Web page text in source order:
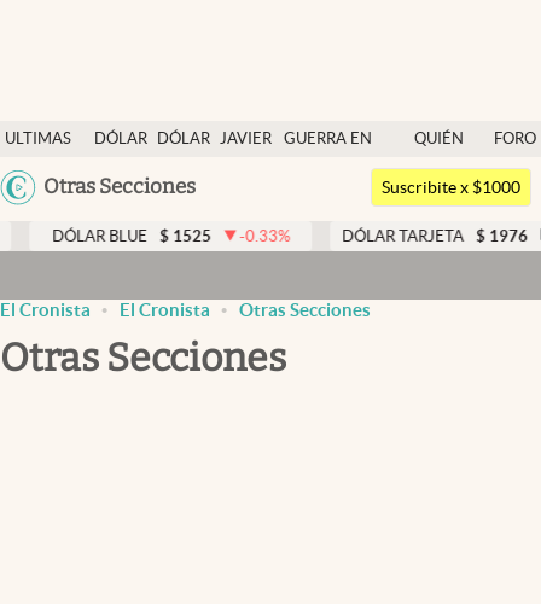
ULTIMAS
NOTICIAS
DÓLAR
DÓLAR JAVIER
GUERRA EN
QUIÉN
ES
QUIÉN
FORO
Argentina
México
Otras Secciones
Dólar
Members
Economía y Política
Negocios
Suscribite x $1000
DÓLAR BLUE $ 1525 -0.33% DÓLAR TARJETA $ 1976
El Cronista El Cronista Otras Secciones
Otras Secciones